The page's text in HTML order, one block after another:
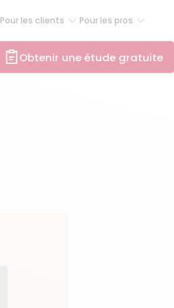
Pour les clients Pour les pros
Obtenir une étude gratuite